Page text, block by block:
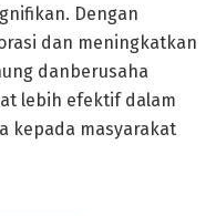
Dengan
dan meningkatkan
danberusaha
lebih efektif dalam
kepada masyarakat